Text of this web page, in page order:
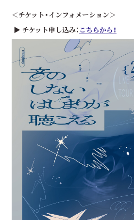
＜チケット・インフォメーション＞
▶ チケット申し込み： こちらから！